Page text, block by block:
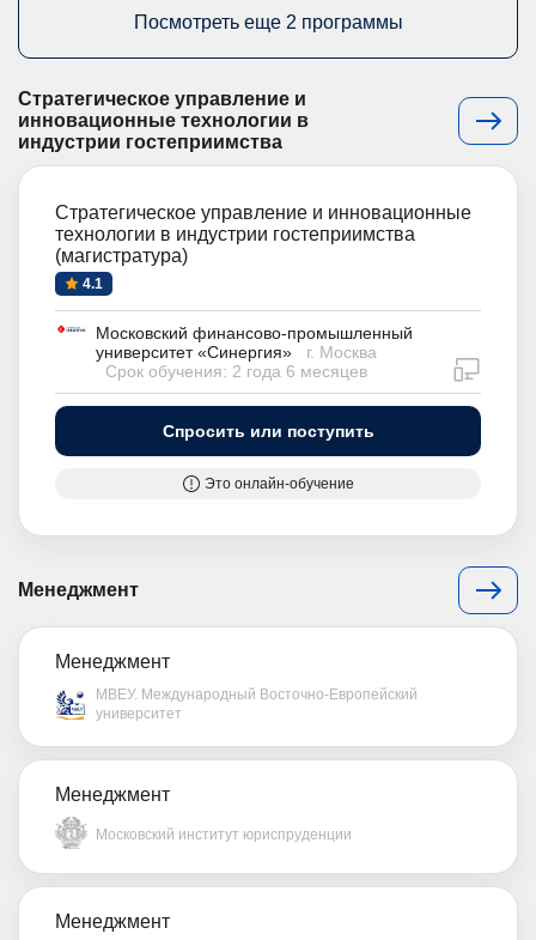
Посмотреть еще 2 программы
Стратегическое управление и
инновационные технологии в
индустрии гостеприимства
Стратегическое управление и инновационные
технологии в индустрии гостеприимства
(магистратура)
4.1
Московский финансово-промышленный
университет «Синергия»
г. Москва
Срок обучения: 2 года 6 месяцев
Спросить или поступить
Это онлайн-обучение
Менеджмент
Менеджмент
МВЕУ. Международный Восточно-Европейский
университет
Менеджмент
Московский институт юриспруденции
Менеджмент